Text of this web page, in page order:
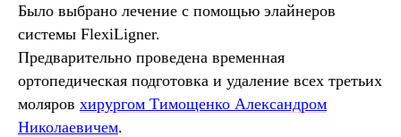
Было выбрано лечение с помощью элайнеров
системы FlexiLigner.
Предварительно проведена временная
ортопедическая подготовка и удаление всех третьих
моляров хирургом Тимощенко Александром
Николаевичем.